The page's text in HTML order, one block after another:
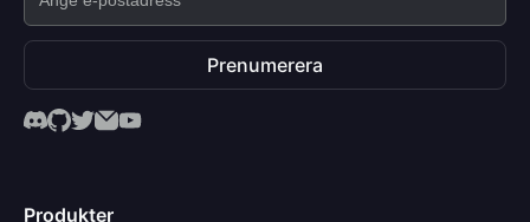
Prenumerera
Produkter